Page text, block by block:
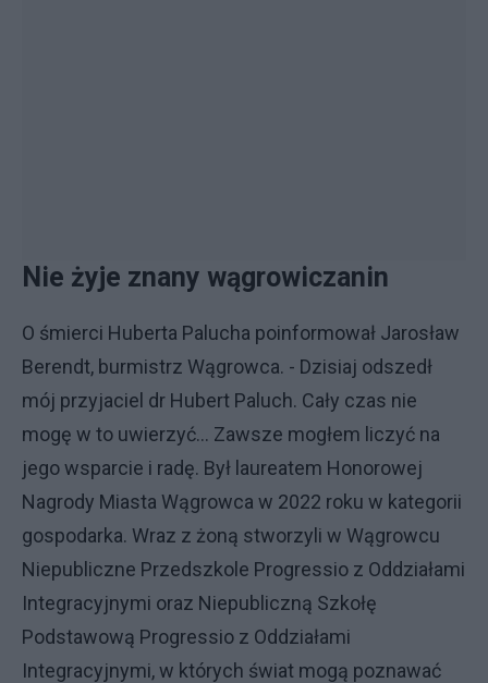
Nie żyje znany wągrowiczanin
O śmierci Huberta Palucha poinformował Jarosław
Berendt, burmistrz Wągrowca. - Dzisiaj odszedł
mój przyjaciel dr Hubert Paluch. Cały czas nie
mogę w to uwierzyć... Zawsze mogłem liczyć na
jego wsparcie i radę. Był laureatem Honorowej
Nagrody Miasta Wągrowca w 2022 roku w kategorii
gospodarka. Wraz z żoną stworzyli w Wągrowcu
Niepubliczne Przedszkole Progressio z Oddziałami
Integracyjnymi oraz Niepubliczną Szkołę
Podstawową Progressio z Oddziałami
Integracyjnymi, w których świat mogą poznawać